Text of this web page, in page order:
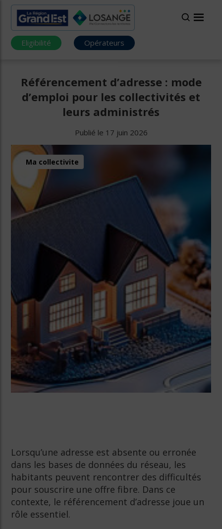
Eligibilité Opérateurs
Référencement d’adresse : mode
d’emploi pour les collectivités et
leurs administrés
Publié le 17 juin 2026
Ma collectivite
Lorsqu’une adresse est absente ou erronée
dans les bases de données du réseau, les
habitants peuvent rencontrer des difficultés
pour souscrire une offre fibre. Dans ce
contexte, le référencement d’adresse joue un
rôle essentiel.